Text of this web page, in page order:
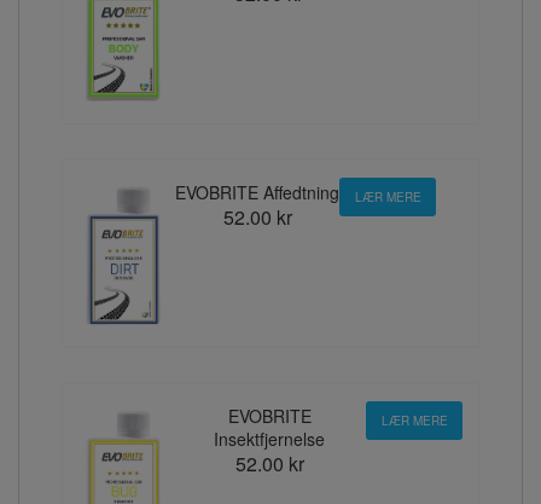
EVOBRITE Affedtning
52.00 kr
LÆR MERE
EVOBRITE
Insektfjernelse
52.00 kr
LÆR MERE